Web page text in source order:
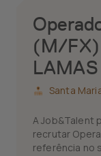
(M/FX)
LAMAS
Santa
A Job&Talent
recrutar
referência no